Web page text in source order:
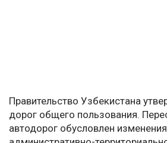
Правительство Узбекистана
дорог общего пользования.
автодорог обусловлен